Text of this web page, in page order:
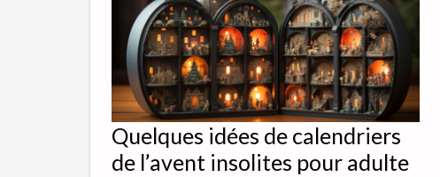
Quelques idées de calendriers
de l’avent insolites pour adulte